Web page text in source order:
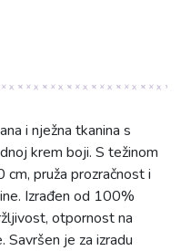
i nježna tkanina s
krem boji. S težinom
pruža prozračnost i
Izrađen od 100%
otpornost na
Savršen je za izradu